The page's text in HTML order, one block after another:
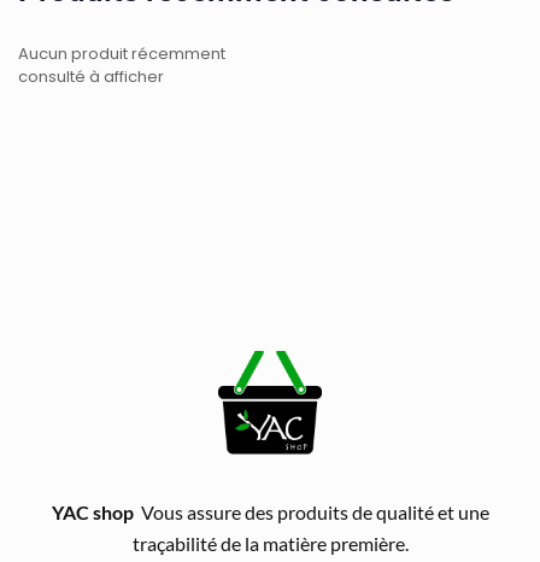
Aucun produit récemment
consulté à afficher
YAC shopVous assure des produits de qualité et une
traçabilité de la matière première.